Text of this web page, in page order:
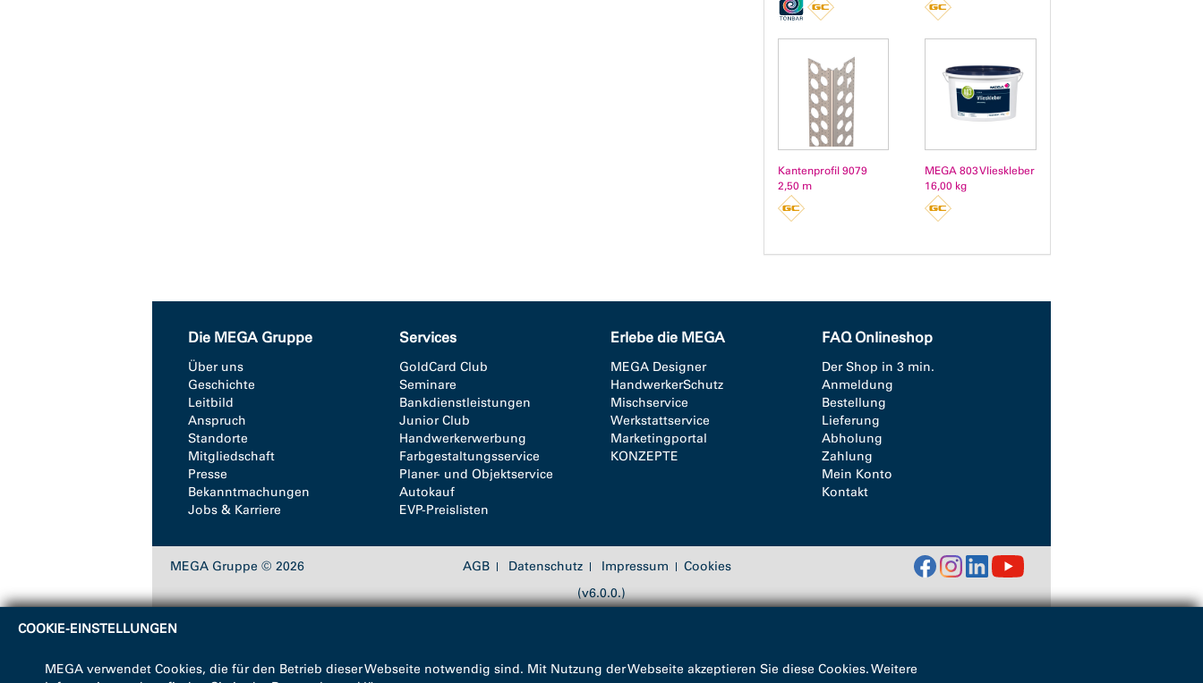
Kantenprofil 9079
2,50 m
MEGA 803 Vlieskleber
16,00 kg
Die MEGA Gruppe
Über uns
Geschichte
Leitbild
Anspruch
Standorte
Mitgliedschaft
Presse
Bekanntmachungen
Jobs & Karriere
Services
GoldCard Club
Seminare
Bankdienstleistungen
Junior Club
Handwerkerwerbung
Farbgestaltungsservice
Planer- und Objektservice
Autokauf
EVP-Preislisten
Erlebe die MEGA
MEGA Designer
HandwerkerSchutz
Mischservice
Werkstattservice
Marketingportal
KONZEPTE
FAQ Onlineshop
Der Shop in 3 min.
Anmeldung
Bestellung
Lieferung
Abholung
Zahlung
Mein Konto
Kontakt
MEGA Gruppe © 2026 AGB Datenschutz Impressum
Cookies
(v6.0.0.)
COOKIE-EINSTELLUNGEN
MEGA verwendet Cookies, die für den Betrieb dieser Webseite notwendig sind. Mit Nutzung der Webseite akzeptieren Sie diese Cookies. Weitere